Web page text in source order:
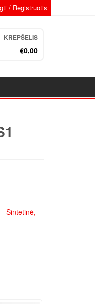
/ Registruotis
KREPŠELIS
€0,00
- Sintetinė,